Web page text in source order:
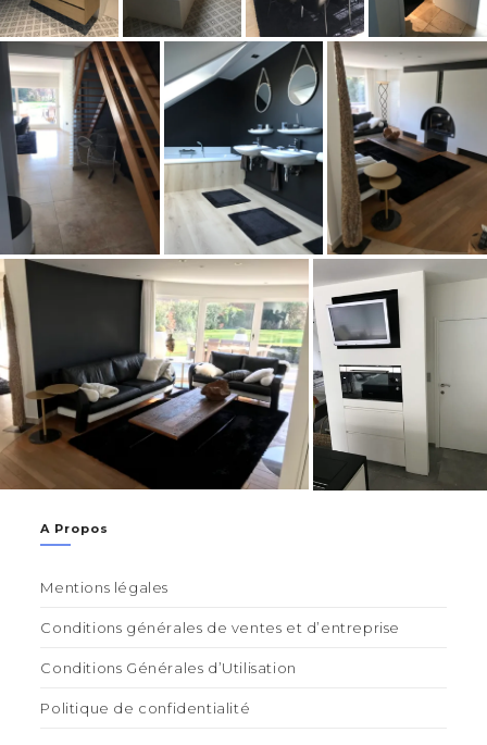
A Propos
Mentions légales
Conditions générales de ventes et d’entreprise
Conditions Générales d’Utilisation
Politique de confidentialité